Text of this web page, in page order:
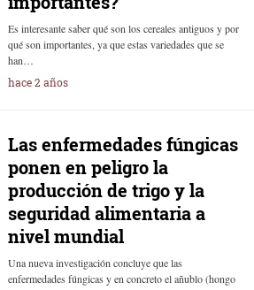
Es interesante saber qué son los cereales antiguos y por
qué son importantes, ya que estas variedades que se
han…
hace 2 años
Las enfermedades fúngicas
ponen en peligro la
producción de trigo y la
seguridad alimentaria a
nivel mundial
Una nueva investigación concluye que las
enfermedades fúngicas y en concreto el añublo (hongo